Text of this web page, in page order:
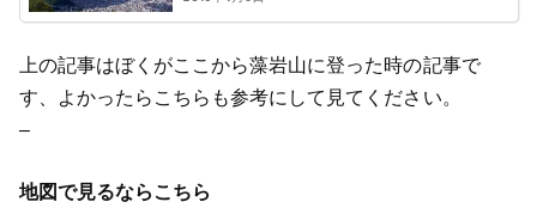
上の記事はぼくがここから藻岩山に登った時の記事で
す、よかったらこちらも参考にして見てください。
–
地図で見るならこちら